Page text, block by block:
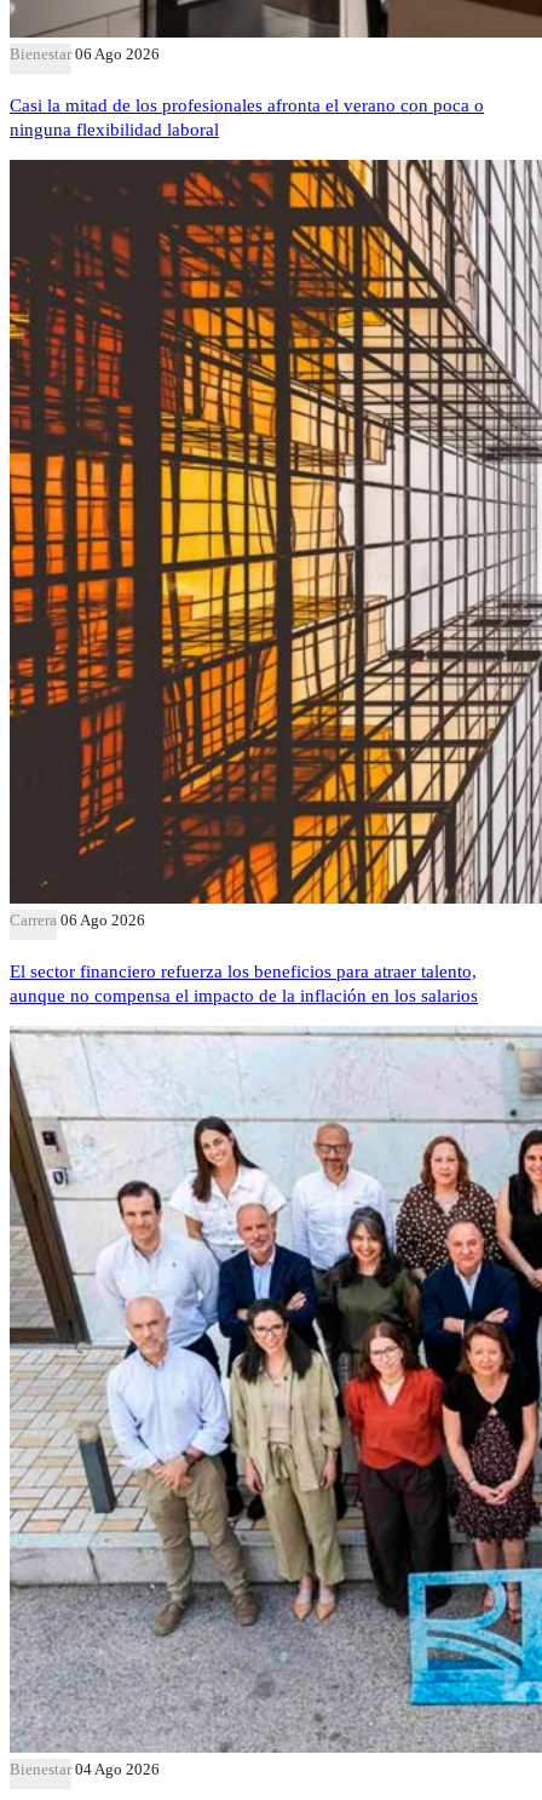
Bienestar 06 Ago 2026
Casi la mitad de los profesionales afronta el verano con poca o
ninguna flexibilidad laboral
Carrera 06 Ago 2026
El sector financiero refuerza los beneficios para atraer talento,
aunque no compensa el impacto de la inflación en los salarios
Bienestar 04 Ago 2026